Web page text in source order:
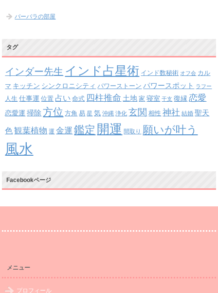
バーバラの部屋
タグ
インダー先生 インド占星術 インド数秘術 オフ会 カル
マ キッチン シンクロニシティ パワーストーン パワースポット ラフー
人生 仕事運 位置 占い 命式 四柱推命 土地 家 寝室 干支 復縁 恋愛
恋愛運 掃除 方位 方角 易 星 気 沖縄 浄化 玄関 相性 神社 結婚 聖天
色 観葉植物 運 金運 鑑定 開運 間取り 願いが叶う
風水
Facebookページ
メニュー
プロフィール